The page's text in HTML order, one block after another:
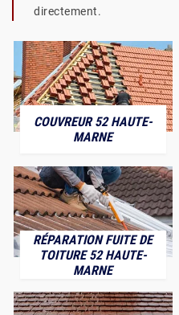
directement.
COUVREUR 52 HAUTE-
MARNE
RÉPARATION FUITE DE
TOITURE 52 HAUTE-
MARNE